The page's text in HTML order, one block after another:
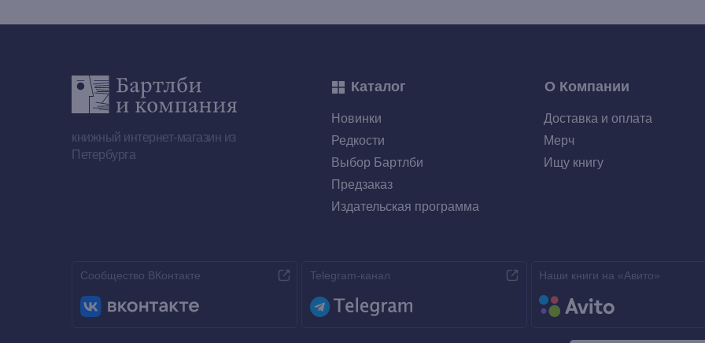
книжный интернет-магазин из
Петербурга
О Компании
Каталог
Сообщество ВКонтакте
Ищу книгу
Мерч
Доставка и оплата
Наши книги на «Авито»
Предзаказ
Выбор Бартлби
Редкости
Новинки
Издательская программа
Telegram-канал